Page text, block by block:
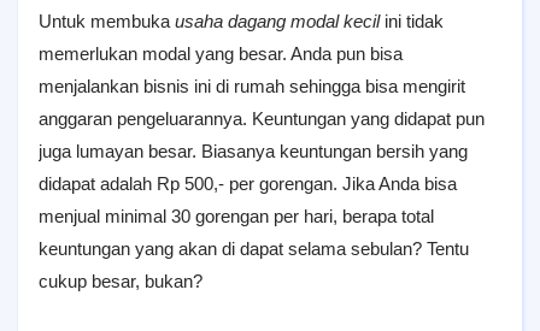
Untuk membukausaha dagang modal kecilini tidak
memerlukan modal yang besar. Anda pun bisa
menjalankan bisnis ini di rumah sehingga bisa mengirit
anggaran pengeluarannya. Keuntungan yang didapat pun
juga lumayan besar. Biasanya keuntungan bersih yang
didapat adalah Rp 500,- per gorengan. Jika Anda bisa
menjual minimal 30 gorengan per hari, berapa total
keuntungan yang akan di dapat selama sebulan? Tentu
cukup besar, bukan?